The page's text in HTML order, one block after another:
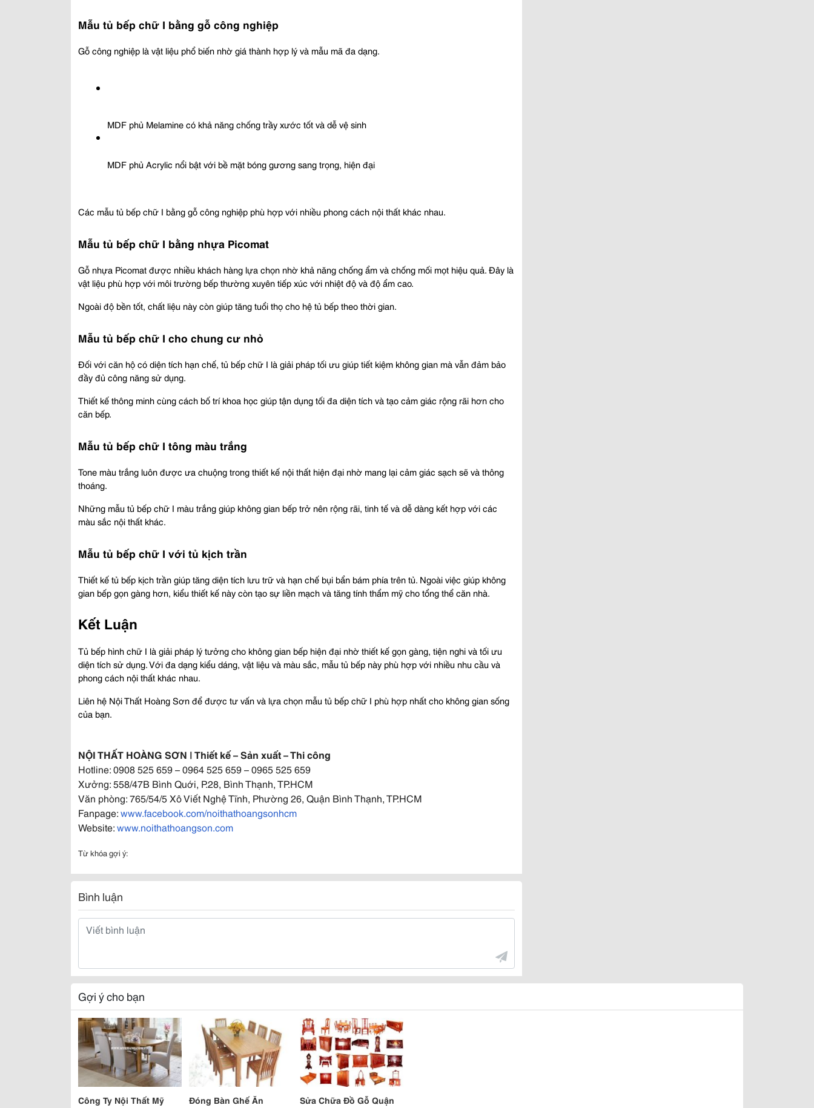
Mẫu tủ bếp chữ I bằng gỗ công nghiệp
Gỗ công nghiệp là vật liệu phổ biến nhờ giá thành hợp lý và mẫu mã đa dạng.
MDF phủ Melamine có khả năng chống trầy xước tốt và dễ vệ sinh
MDF phủ Acrylic nổi bật với bề mặt bóng gương sang trọng, hiện đại
Các mẫu tủ bếp chữ I bằng gỗ công nghiệp phù hợp với nhiều phong cách nội thất khác nhau.
Mẫu tủ bếp chữ I bằng nhựa Picomat
Gỗ nhựa Picomat được nhiều khách hàng lựa chọn nhờ khả năng chống ẩm và chống mối mọt hiệu quả. Đây là
vật liệu phù hợp với môi trường bếp thường xuyên tiếp xúc với nhiệt độ và độ ẩm cao.
Ngoài độ bền tốt, chất liệu này còn giúp tăng tuổi thọ cho hệ tủ bếp theo thời gian.
Mẫu tủ bếp chữ I cho chung cư nhỏ
Đối với căn hộ có diện tích hạn chế, tủ bếp chữ I là giải pháp tối ưu giúp tiết kiệm không gian mà vẫn đảm bảo
đầy đủ công năng sử dụng.
Thiết kế thông minh cùng cách bố trí khoa học giúp tận dụng tối đa diện tích và tạo cảm giác rộng rãi hơn cho
căn bếp.
Mẫu tủ bếp chữ I tông màu trắng
Tone màu trắng luôn được ưa chuộng trong thiết kế nội thất hiện đại nhờ mang lại cảm giác sạch sẽ và thông
thoáng.
Những mẫu tủ bếp chữ I màu trắng giúp không gian bếp trở nên rộng rãi, tinh tế và dễ dàng kết hợp với các
màu sắc nội thất khác.
Mẫu tủ bếp chữ I với tủ kịch trần
Thiết kế tủ bếp kịch trần giúp tăng diện tích lưu trữ và hạn chế bụi bẩn bám phía trên tủ. Ngoài việc giúp không
gian bếp gọn gàng hơn, kiểu thiết kế này còn tạo sự liền mạch và tăng tính thẩm mỹ cho tổng thể căn nhà.
Kết Luận
Tủ bếp hình chữ I là giải pháp lý tưởng cho không gian bếp hiện đại nhờ thiết kế gọn gàng, tiện nghi và tối ưu
diện tích sử dụng. Với đa dạng kiểu dáng, vật liệu và màu sắc, mẫu tủ bếp này phù hợp với nhiều nhu cầu và
phong cách nội thất khác nhau.
Liên hệ Nội Thất Hoàng Sơn để được tư vấn và lựa chọn mẫu tủ bếp chữ I phù hợp nhất cho không gian sống
của bạn.
NỘI THẤT HOÀNG SƠN | Thiết kế – Sản xuất – Thi công
Hotline: 0908 525 659 – 0964 525 659 – 0965 525 659
Xưởng: 558/47B Bình Quới, P.28, Bình Thạnh, TP.HCM
Văn phòng: 765/54/5 Xô Viết Nghệ Tĩnh, Phường 26, Quận Bình Thạnh, TP.HCM
Fanpage:www.facebook.com/noithathoangsonhcm
Website:www.noithathoangson.com
Từ khóa gợi ý:
Bình luận
Gợi ý cho bạn
Công Ty Nội Thất Mỹ
Đóng Bàn Ghế Ăn
Sửa Chữa Đồ Gỗ Quận